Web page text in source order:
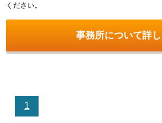
ください。
事務所について詳
1